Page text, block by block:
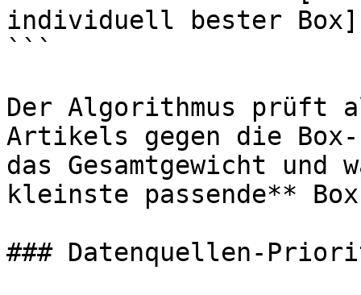
individuell bester Box]
```
Der Algorithmus prüft
Artikels gegen die
das Gesamtgewicht und
kleinste passende**
### Datenquellen-